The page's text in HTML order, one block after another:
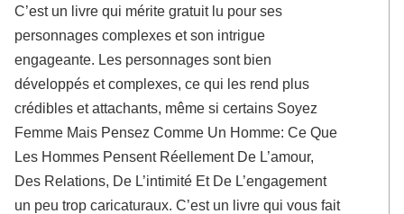
C’est un livre qui mérite gratuit lu pour ses
personnages complexes et son intrigue
engageante. Les personnages sont bien
développés et complexes, ce qui les rend plus
crédibles et attachants, même si certains Soyez
Femme Mais Pensez Comme Un Homme: Ce Que
Les Hommes Pensent Réellement De L’amour,
Des Relations, De L’intimité Et De L’engagement
un peu trop caricaturaux. C’est un livre qui vous fait